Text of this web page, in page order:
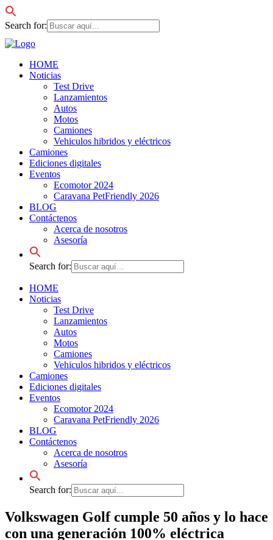
Search for:
HOME
Noticias
Test Drive
Lanzamientos
Autos
Motos
Camiones
Vehiculos hibridos y eléctricos
Camiones
Ediciones digitales
Eventos
Ecomotor 2024
Caravana PetFriendly 2026
BLOG
Contáctenos
Acerca de nosotros
Asesoría
Search for:
HOME
Noticias
Test Drive
Lanzamientos
Autos
Motos
Camiones
Vehiculos hibridos y eléctricos
Camiones
Ediciones digitales
Eventos
Ecomotor 2024
Caravana PetFriendly 2026
BLOG
Contáctenos
Acerca de nosotros
Asesoría
Search for:
Volkswagen Golf cumple 50 años y lo hace
con una generación 100% eléctrica